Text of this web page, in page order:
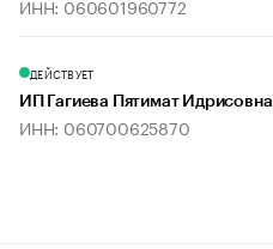
ИНН: 060601960772
ДЕЙСТВУЕТ
ИП Гагиева Пятимат Идрисовна
ИНН: 060700625870